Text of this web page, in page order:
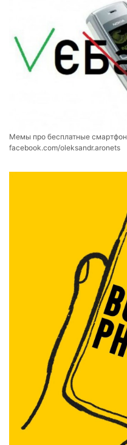
Мемы про бесплатные
facebook.com/oleksandr.aronets